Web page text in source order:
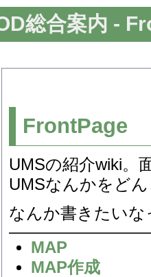
総合案内 -
FrontPage
UMSの紹介wiki。
UMSなんかをど
なんか書きたいな
MAP
MAP作成